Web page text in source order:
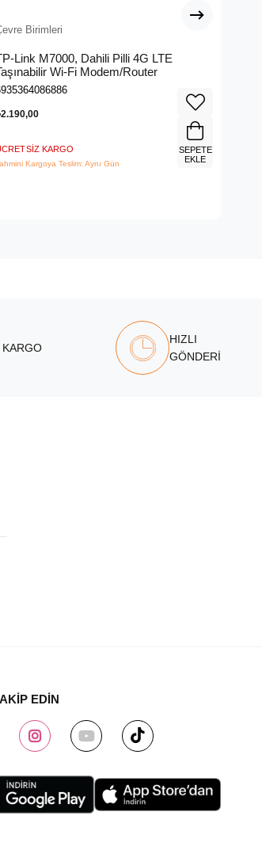
Birimleri
Link M7000, Dahili Pilli 4G LTE
Wi-Fi Modem/Router
KARGO
Kargoya Teslim: Aynı Gün
SEPETE
EKLE
HIZLI
GÖNDERİ
EDİN